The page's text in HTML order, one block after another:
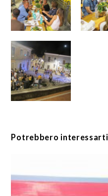
Potrebbero interessarti